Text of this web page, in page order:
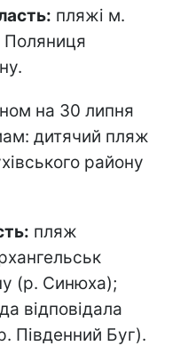
пляжі м.
Поляниця
на 30 липня
дитячий пляж
району
пляж
(р. Синюха);
відповідала
Південний Буг).